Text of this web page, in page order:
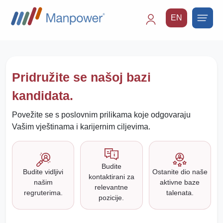
EN
Pridružite se našoj bazi
kandidata.
Povežite se s poslovnim prilikama koje odgovaraju
Vašim vještinama i karijernim ciljevima.
Budite vidljivi
našim
regruterima.
Budite
kontaktirani za
relevantne
pozicije.
Ostanite dio naše
aktivne baze
talenata.